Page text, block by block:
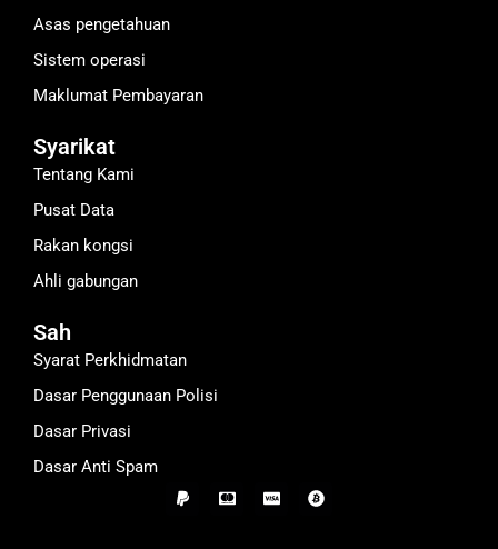
Asas pengetahuan
Sistem operasi
Maklumat Pembayaran
Syarikat
Tentang Kami
Pusat Data
Rakan kongsi
Ahli gabungan
Sah
Syarat Perkhidmatan
Dasar Penggunaan Polisi
Dasar Privasi
Dasar Anti Spam
P
a
C
c
C
c
B
i